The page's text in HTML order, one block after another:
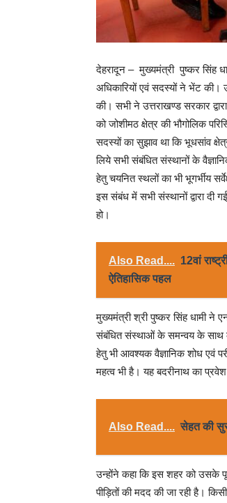
देहरादून – मुख्यमंत्री पुष्कर सिंह
अधिकारियों एवं सदस्यों ने भेंट की।
की। सभी ने उत्तराखण्ड सरकार
को जोशीमठ क्षेत्र की भौगोलिक
सदस्यों का सुझाव था कि भूधसांव
लिये सभी संबंधित संस्थानों के
हेतु चयनित स्थलों का भी भूगर्भीय
इस संबंध में सभी संस्थानों द्वारा दी गई
हो।
Also Read.... 12वां
ऐतिहासिक पहल
मुख्यमंत्री श्री पुष्कर सिंह धामी ने
संबंधित संस्थाओं के समन्वय के साथ
हेतु भी आवश्यक वैज्ञानिक शोध एवं
महत्व भी है। यह बदरीनाथ का प्रवेश
Also Read.... सेहत की
उन्होंने कहा कि इस शहर को उसके
पीड़ितों की मदद की जा रही है।